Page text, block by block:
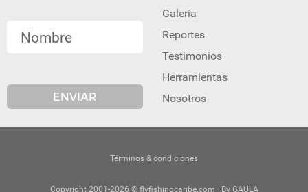
Galería
Reportes
Testimonios
Herramientas
Nosotros
Términos & condiciones
Copyright 2001-2026 © flyfishingcaribe.com · By GAULA